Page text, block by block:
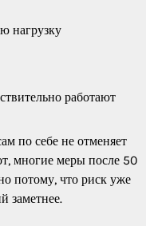
нагрузку
работают
по себе не отменяет
многие меры после 50
потому, что риск уже
заметнее.